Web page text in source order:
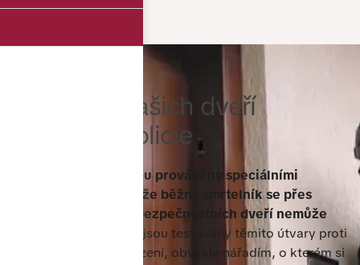
Odolnost našich dveří
testovala policie
Podle testů, které jsou prováděny speciálními
jednotkami, je jasné, že běžný smrtelník se přes
konstrukci dobrých bezpečnostních dveří nemůže
Dveře jsou testovány těmito útvary proti
mechanickému poškození, obvykle nářadím, o kterém si